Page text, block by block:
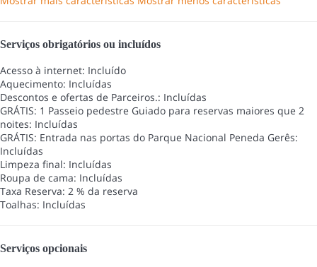
Serviços obrigatórios ou incluídos
Acesso à internet: Incluído
Aquecimento: Incluídas
Descontos e ofertas de Parceiros.: Incluídas
GRÁTIS: 1 Passeio pedestre Guiado para reservas maiores que 2
noites: Incluídas
GRÁTIS: Entrada nas portas do Parque Nacional Peneda Gerês:
Incluídas
Limpeza final: Incluídas
Roupa de cama: Incluídas
Taxa Reserva: 2 % da reserva
Toalhas: Incluídas
Serviços opcionais